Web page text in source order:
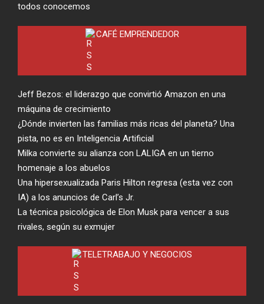
todos conocemos
CAFÉ EMPRENDEDOR
Jeff Bezos: el liderazgo que convirtió Amazon en una
máquina de crecimiento
¿Dónde invierten las familias más ricas del planeta? Una
pista, no es en Inteligencia Artificial
Milka convierte su alianza con LALIGA en un tierno
homenaje a los abuelos
Una hipersexualizada Paris Hilton regresa (esta vez con
IA) a los anuncios de Carl’s Jr.
La técnica psicológica de Elon Musk para vencer a sus
rivales, según su exmujer
TELETRABAJO Y NEGOCIOS